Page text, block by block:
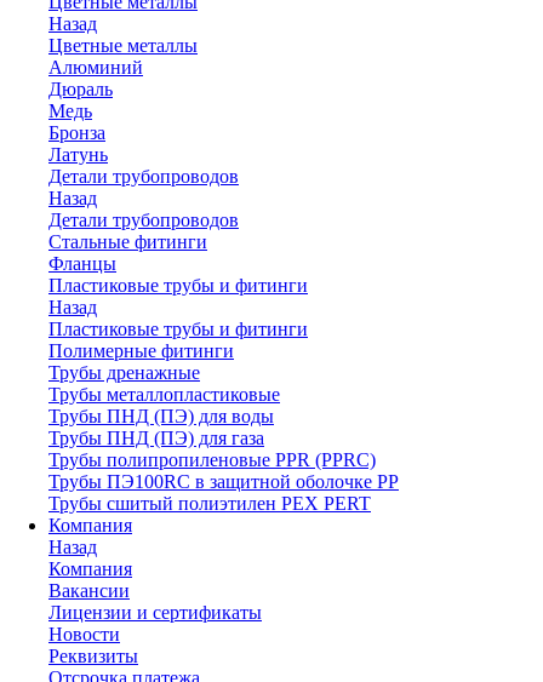
Назад
Цветные металлы
Алюминий
Дюраль
Медь
Бронза
Латунь
Детали трубопроводов
Назад
Детали трубопроводов
Стальные фитинги
Фланцы
Пластиковые трубы и фитинги
Назад
Пластиковые трубы и фитинги
Полимерные фитинги
Трубы дренажные
Трубы металлопластиковые
Трубы ПНД (ПЭ) для воды
Трубы ПНД (ПЭ) для газа
Трубы полипропиленовые PPR (PPRC)
Трубы ПЭ100RC в защитной оболочке PP
Трубы сшитый полиэтилен PEX PERT
Компания
Назад
Компания
Вакансии
Лицензии и сертификаты
Новости
Реквизиты
Отсрочка платежа